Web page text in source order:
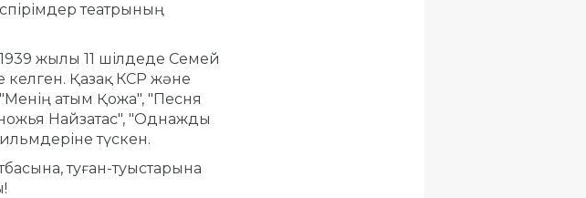
театрының
жылы 11 шілдеде Семей
келген. Қазақ КСР және
"Менің атым Қожа", "Песня
Найзатас", "Однажды
түскен.
туған-туыстарына